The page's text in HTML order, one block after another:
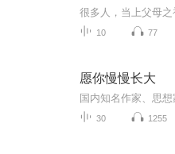
10 77
愿你慢慢长大
30 1255